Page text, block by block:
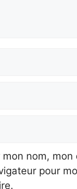
mon nom,
pour